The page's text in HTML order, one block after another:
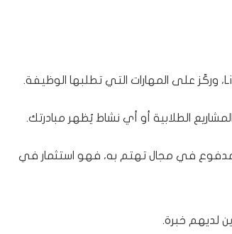
الطلابية أو أي نشاط يُظهر مبادرتك.
مدفوع في مجال تهتم به، فهو استثمار في
لديهم خبرة.